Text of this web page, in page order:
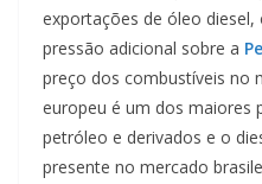
exportações de óleo
pressão adicional sobre a
preço dos combustíveis no
europeu é um dos maiores
petróleo e derivados e o
presente no mercado